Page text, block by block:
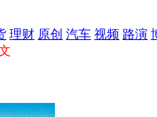
理财 原创 汽车 视频 路演